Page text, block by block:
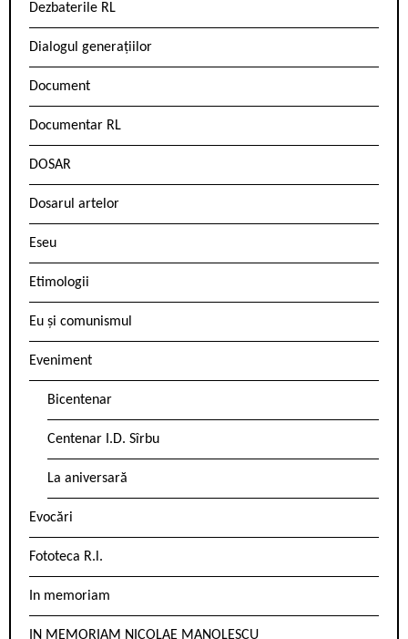
Dezbaterile RL
Dialogul generațiilor
Document
Documentar RL
DOSAR
Dosarul artelor
Eseu
Etimologii
Eu și comunismul
Eveniment
Bicentenar
Centenar I.D. Sîrbu
La aniversară
Evocări
Fototeca R.l.
In memoriam
IN MEMORIAM NICOLAE MANOLESCU